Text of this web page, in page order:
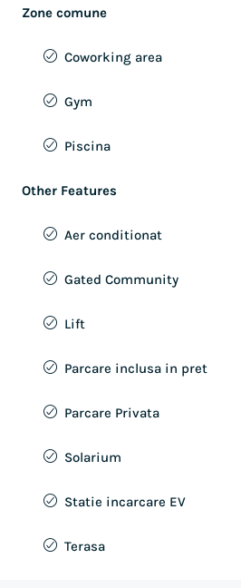
Zone comune
Coworking area
Gym
Piscina
Other Features
Aer conditionat
Gated Community
Lift
Parcare inclusa in pret
Parcare Privata
Solarium
Statie incarcare EV
Terasa